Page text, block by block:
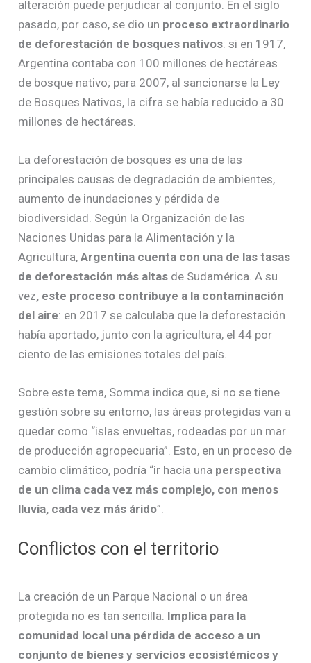
alteración puede perjudicar al conjunto. En el siglo
pasado, por caso, se dio un proceso extraordinario
de deforestación de bosques nativos: si en 1917,
Argentina contaba con 100 millones de hectáreas
de bosque nativo; para 2007, al sancionarse la Ley
de Bosques Nativos, la cifra se había reducido a 30
millones de hectáreas.
La deforestación de bosques es una de las
principales causas de degradación de ambientes,
aumento de inundaciones y pérdida de
biodiversidad. Según la Organización de las
Naciones Unidas para la Alimentación y la
Agricultura,Argentina cuenta con una de las tasas
de deforestación más altas de Sudamérica. A su
vez, este proceso contribuye a la contaminación
del aire: en 2017 se calculaba que la deforestación
había aportado, junto con la agricultura, el 44 por
ciento de las emisiones totales del país.
Sobre este tema, Somma indica que, si no se tiene
gestión sobre su entorno, las áreas protegidas van a
quedar como “islas envueltas, rodeadas por un mar
de producción agropecuaria”. Esto, en un proceso de
cambio climático, podría “ir hacia una perspectiva
de un clima cada vez más complejo, con menos
lluvia, cada vez más árido”.
Conflictos con el territorio
La creación de un Parque Nacional o un área
protegida no es tan sencilla. Implica para la
comunidad local una pérdida de acceso a un
conjunto de bienes y servicios ecosistémicos y